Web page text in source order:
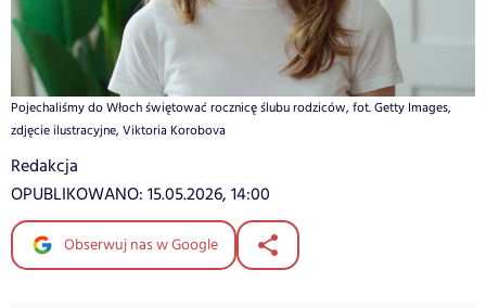
Pojechaliśmy do Włoch świętować rocznicę ślubu rodziców, fot. Getty Images,
zdjęcie ilustracyjne, Viktoria Korobova
Redakcja
OPUBLIKOWANO: 15.05.2026, 14:00
Obserwuj nas w Google